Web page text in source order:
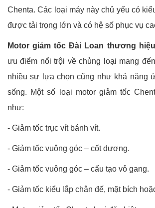
Chenta. Các loại máy này chủ yếu có
được tải trọng lớn và có hệ số phục vụ
Motor giảm tốc Đài Loan thương
ưu điểm nổi trội về chủng loại mang
nhiều sự lựa chọn cũng như khả năng
sống. Một số loại motor giảm tốc
như:
- Giảm tốc trục vít bánh vít.
- Giảm tốc vuông góc – cốt dương.
- Giảm tốc vuông góc – cấu tạo vỏ gang.
- Giảm tốc kiểu lắp chân đế, mặt bích